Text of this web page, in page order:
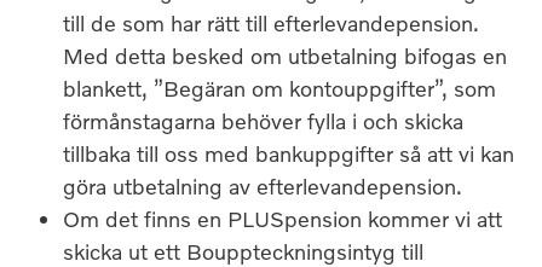
till de som har rätt till efterlevandepension.
Med detta besked om utbetalning bifogas en
blankett, ”Begäran om kontouppgifter”, som
förmånstagarna behöver fylla i och skicka
tillbaka till oss med bankuppgifter så att vi kan
göra utbetalning av efterlevandepension.
Om det finns en PLUSpension kommer vi att
skicka ut ett Bouppteckningsintyg till